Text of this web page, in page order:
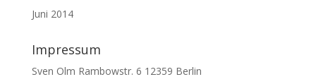
Juni 2014
Impressum
Sven Olm Rambowstr. 6 12359 Berlin